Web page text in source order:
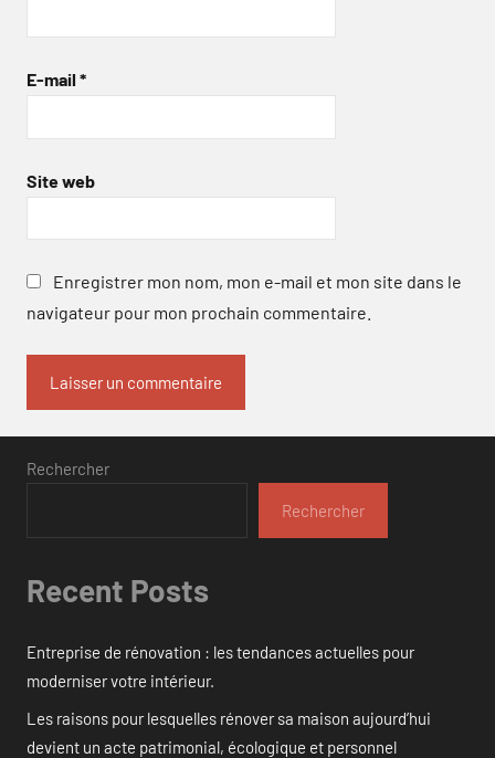
E-mail *
Site web
Enregistrer mon nom, mon e-mail et mon site dans le
navigateur pour mon prochain commentaire.
Rechercher
Rechercher
Recent Posts
Entreprise de rénovation : les tendances actuelles pour
moderniser votre intérieur.
Les raisons pour lesquelles rénover sa maison aujourd’hui
devient un acte patrimonial, écologique et personnel